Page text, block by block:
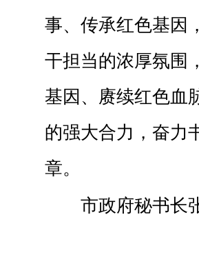
事、传承红色基因
干担当的浓厚氛围
基因、赓续红色血
的强大合力，奋力
章。
市政府秘书长